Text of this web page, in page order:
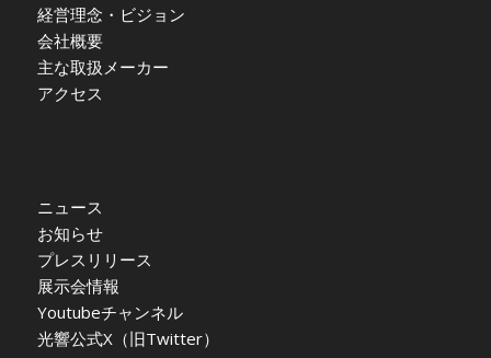
経営理念・ビジョン
会社概要
主な取扱メーカー
アクセス
ニュース
お知らせ
プレスリリース
展示会情報
Youtubeチャンネル
光響公式X（旧Twitter）